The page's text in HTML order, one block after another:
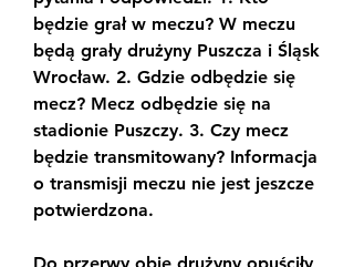
będzie grał w meczu? W meczu
będą grały drużyny Puszcza i Śląsk
Wrocław. 2. Gdzie odbędzie się
mecz? Mecz odbędzie się na
stadionie Puszczy. 3. Czy mecz
będzie transmitowany? Informacja
o transmisji meczu nie jest jeszcze
potwierdzona.